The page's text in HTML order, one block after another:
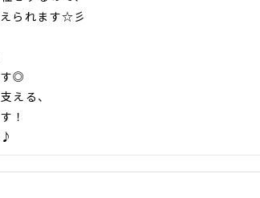
られます☆彡
す◎
える、
！